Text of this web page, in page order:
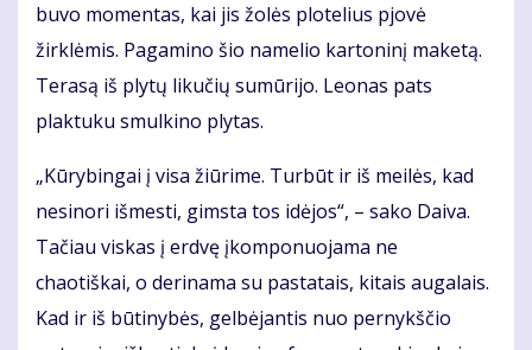
buvo momentas, kai jis žolės plotelius pjovė
žirklėmis. Pagamino šio namelio kartoninį maketą.
Terasą iš plytų likučių sumūrijo. Leonas pats
plaktuku smulkino plytas.
„Kūrybingai į visa žiūrime. Turbūt ir iš meilės, kad
nesinori išmesti, gimsta tos idėjos“, – sako Daiva.
Tačiau viskas į erdvę įkomponuojama ne
chaotiškai, o derinama su pastatais, kitais augalais.
Kad ir iš būtinybės, gelbėjantis nuo pernykščio